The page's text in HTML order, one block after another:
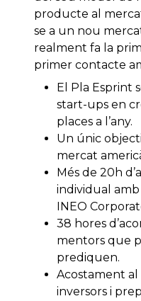
producte al
se a un nou
realment fa la
primer contacte
El Pla Esprint
start-ups en
places a l’any.
Un únic
mercat
Més de 20h
individual amb
INEO
38 hores
mentors que
prediquen.
Acostament
inversors i